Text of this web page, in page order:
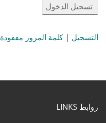
التسجيل | كلمة المرور مفقودة
روابط LINKS